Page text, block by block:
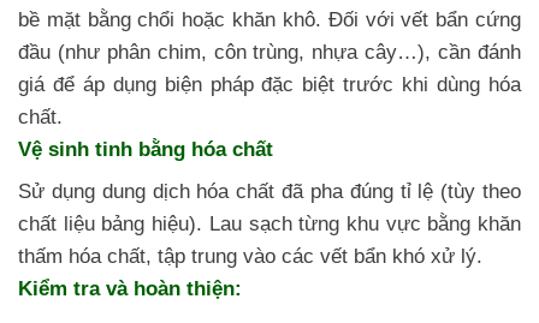
bề mặt bằng chổi hoặc khăn khô. Đối với vết bẩn cứng
đầu (như phân chim, côn trùng, nhựa cây…), cần đánh
giá để áp dụng biện pháp đặc biệt trước khi dùng hóa
chất.
Vệ sinh tinh bằng hóa chất
Sử dụng dung dịch hóa chất đã pha đúng tỉ lệ (tùy theo
chất liệu bảng hiệu). Lau sạch từng khu vực bằng khăn
thấm hóa chất, tập trung vào các vết bẩn khó xử lý.
Kiểm tra và hoàn thiện: